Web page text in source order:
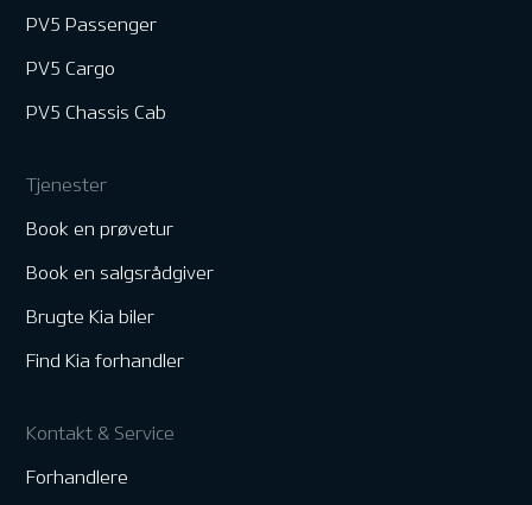
PV5 Passenger
PV5 Cargo
PV5 Chassis Cab
Tjenester
Book en prøvetur
Book en salgsrådgiver
Brugte Kia biler
Find Kia forhandler
Kontakt & Service
Forhandlere